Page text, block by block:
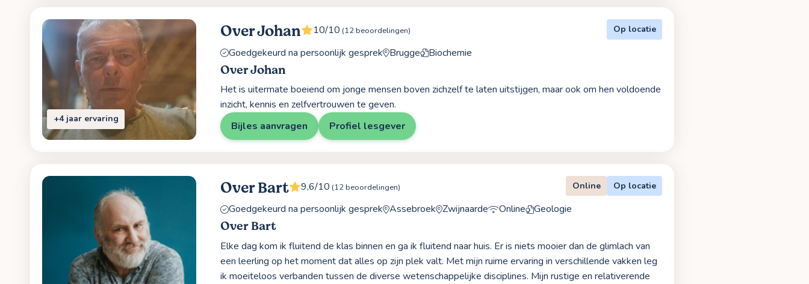
+4 jaar ervaring
Over Johan 10/10 (12 beoordelingen) Op locatie
Goedgekeurd na persoonlijk gesprek Brugge Biochemie
Over Johan
Het is uitermate boeiend om jonge mensen boven zichzelf te laten uitstijgen, maar ook om hen voldoende
inzicht, kennis en zelfvertrouwen te geven.
Bijles aanvragen
Profiel lesgever
Over Bart 9,6/10 (12 beoordelingen) Online Op locatie
Goedgekeurd na persoonlijk gesprek Assebroek Zwijnaarde Online Geologie
Over Bart
Elke dag kom ik fluitend de klas binnen en ga ik fluitend naar huis. Er is niets mooier dan de glimlach van
een leerling op het moment dat alles op zijn plek valt. Met mijn ruime ervaring in verschillende vakken leg
ik moeiteloos verbanden tussen de diverse wetenschappelijke disciplines. Mijn rustige en relativerende